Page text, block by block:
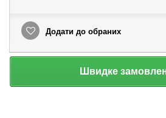
Додати до обраних
Швидке